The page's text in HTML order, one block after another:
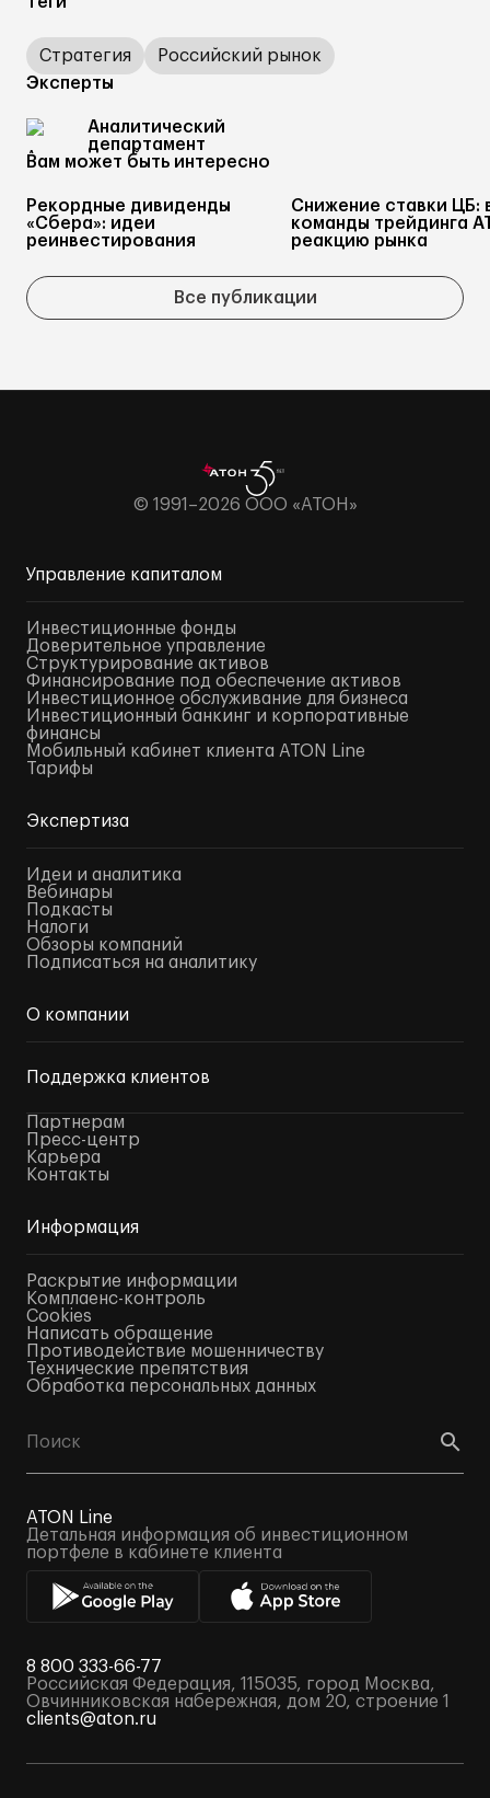
Стратегия
Российский рынок
Эксперты
Аналитический
департамент
Вам может быть интересно
Рекордные дивиденды
«Сбера»: идеи
реинвестирования
Снижение ставки ЦБ:
команды трейдинга
реакцию рынка
Все публикации
© 1991–2026 ООО «АТОН»
Управление капиталом
Инвестиционные фонды
Доверительное управление
Структурирование активов
Финансирование под обеспечение активов
Инвестиционное обслуживание для бизнеса
Инвестиционный банкинг и корпоративные
финансы
Мобильный кабинет клиента ATON Line
Тарифы
Экспертиза
Идеи и аналитика
Вебинары
Подкасты
Налоги
Обзоры компаний
Подписаться на аналитику
О компании
Поддержка клиентов
Партнерам
Пресс-центр
Карьера
Контакты
Информация
Раскрытие информации
Комплаенс-контроль
Cookies
Написать обращение
Противодействие мошенничеству
Технические препятствия
Обработка персональных данных
ATON Line
Детальная информация об инвестиционном
портфеле в кабинете клиента
8 800 333-66-77
Российская Федерация, 115035, город Москва,
Овчинниковская набережная, дом 20, строение 1
clients@aton.ru